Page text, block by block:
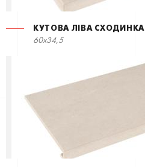
КУТОВА ЛІВА СХОДИНКА
60x34,5